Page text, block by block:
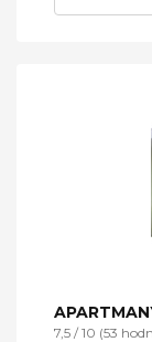
7,5 / 10 (53